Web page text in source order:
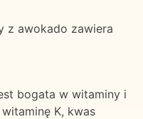
z awokado zawiera
bogata w witaminy i
K, kwas